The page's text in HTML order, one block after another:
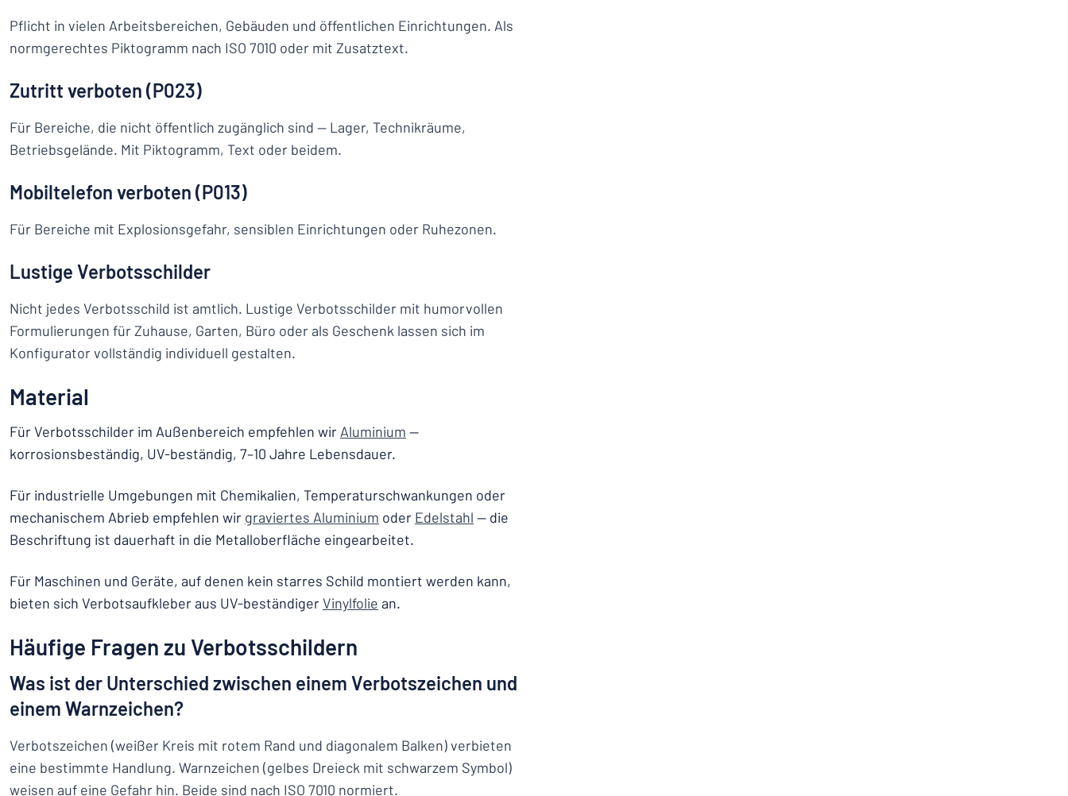
Pflicht in vielen Arbeitsbereichen, Gebäuden und öffentlichen Einrichtungen. Als
normgerechtes Piktogramm nach ISO 7010 oder mit Zusatztext.
Zutritt verboten (P023)
Für Bereiche, die nicht öffentlich zugänglich sind — Lager, Technikräume,
Betriebsgelände. Mit Piktogramm, Text oder beidem.
Mobiltelefon verboten (P013)
Für Bereiche mit Explosionsgefahr, sensiblen Einrichtungen oder Ruhezonen.
Lustige Verbotsschilder
Nicht jedes Verbotsschild ist amtlich. Lustige Verbotsschilder mit humorvollen
Formulierungen für Zuhause, Garten, Büro oder als Geschenk lassen sich im
Konfigurator vollständig individuell gestalten.
Material
Für Verbotsschilder im Außenbereich empfehlen wir Aluminium —
korrosionsbeständig, UV-beständig, 7–10 Jahre Lebensdauer.
Für industrielle Umgebungen mit Chemikalien, Temperaturschwankungen oder
mechanischem Abrieb empfehlen wir graviertes Aluminium oder Edelstahl — die
Beschriftung ist dauerhaft in die Metalloberfläche eingearbeitet.
Für Maschinen und Geräte, auf denen kein starres Schild montiert werden kann,
bieten sich Verbotsaufkleber aus UV-beständigerVinylfolie an.
Häufige Fragen zu Verbotsschildern
Was ist der Unterschied zwischen einem Verbotszeichen und
einem Warnzeichen?
Verbotszeichen (weißer Kreis mit rotem Rand und diagonalem Balken) verbieten
eine bestimmte Handlung. Warnzeichen (gelbes Dreieck mit schwarzem Symbol)
weisen auf eine Gefahr hin. Beide sind nach ISO 7010 normiert.